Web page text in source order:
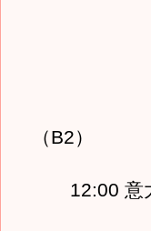
（B2）
12:00 意大